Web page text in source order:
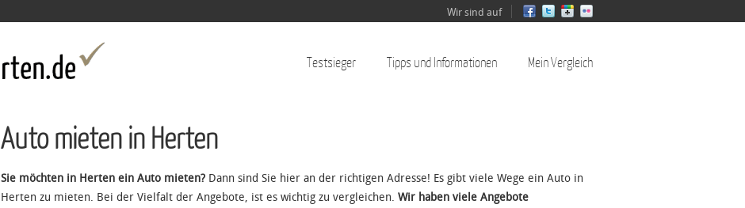
Wir sind auf
Testsieger Tipps und Informationen Mein Vergleich
Auto mieten in Herten
Sie möchten in Herten ein Auto mieten? Dann sind Sie hier an der richtigen Adresse! Es gibt viele Wege ein Auto in
Herten zu mieten. Bei der Vielfalt der Angebote, ist es wichtig zu vergleichen. Wir haben viele Angebote